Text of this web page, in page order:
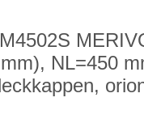
NL=450